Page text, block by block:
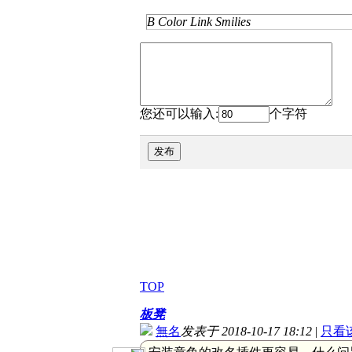
B Color Link Smilies
您还可以输入: 个字符
发布
TOP
板凳
無名发表于 2018-10-17 18:12 | 只看